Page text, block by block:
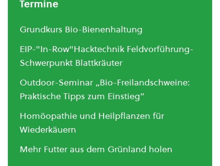
Termine
Grundkurs Bio-Bienenhaltung
EIP-"In-Row"Hacktechnik Feldvorführung-
Schwerpunkt Blattkräuter
Outdoor-Seminar „Bio-Freilandschweine:
Praktische Tipps zum Einstieg“
Homöopathie und Heilpflanzen für
Wiederkäuern
Mehr Futter aus dem Grünland holen